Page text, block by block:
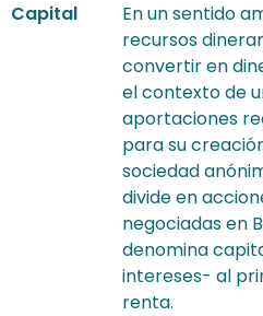
Capital
En un sentido
recursos
convertir en
el contexto de
aportaciones
para su
sociedad
divide en
negociadas en
denomina
intereses- al
renta.